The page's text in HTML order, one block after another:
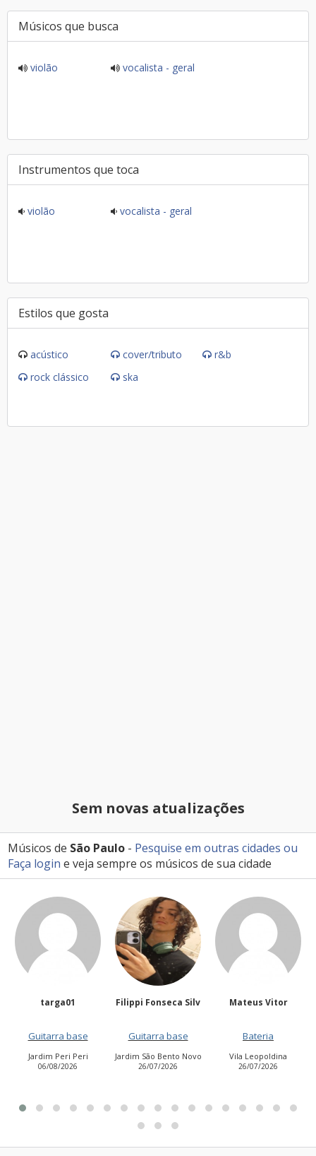
Músicos que busca
violão vocalista - geral
Instrumentos que toca
violão vocalista - geral
Estilos que gosta
acústico cover/tributo
r&b
rock clássico
ska
Sem novas atualizações
Músicos de São Paulo - Pesquise em outras cidades ou
Faça login e veja sempre os músicos de sua cidade
Filippi Fonseca Silv
Guitarra base
Jardim São Bento Novo
26/07/2026
Mateus Vitor
Bateria
Vila Leopoldina
26/07/2026
Anailuj Avlis
Vocalista - Baixo
Jardim Aurora (Zona
Leste)